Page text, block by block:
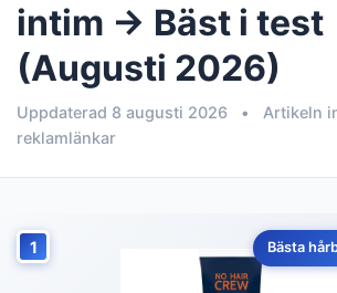
intim → Bäst i test
(Augusti 2026)
Uppdaterad 8 augusti 2026 •
Artikeln
reklamlänkar
1 Bästa